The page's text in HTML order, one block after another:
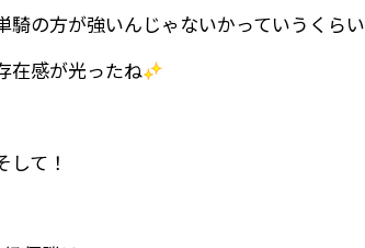
騎の方が強いんじゃないかっていうくらい
在感が光ったね
して！